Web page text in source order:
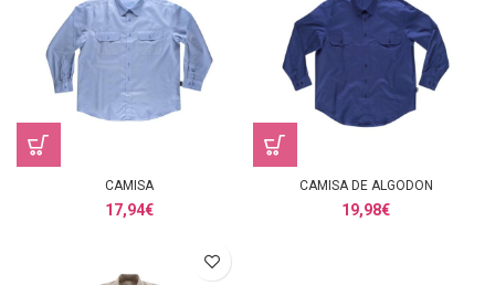
CAMISA
17,94€
CAMISA DE ALGODON
19,98€